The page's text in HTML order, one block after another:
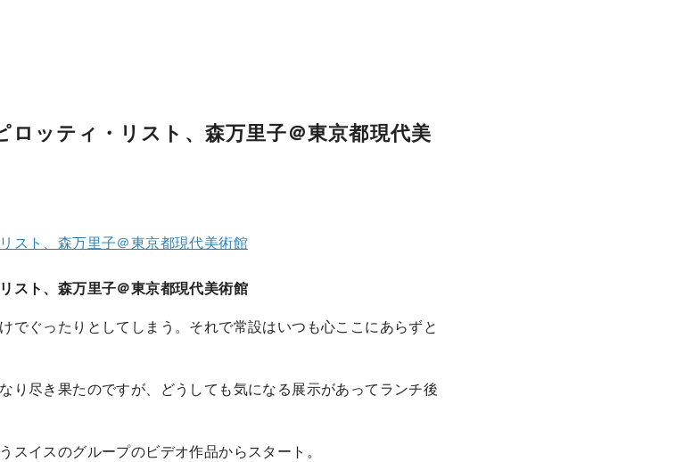
ッティ・リスト、森万里子＠東京都現代美
スト、森万里子＠東京都現代美術館
スト、森万里子＠東京都現代美術館
でぐったりとしてしまう。それで常設はいつも心ここにあらずと
り尽き果たのですが、どうしても気になる展示があってランチ後
イスのグループのビデオ作品からスタート。